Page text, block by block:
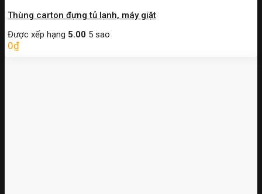
Thùng carton đựng tủ lạnh, máy giặt
Được xếp hạng 5.00 5 sao
0₫